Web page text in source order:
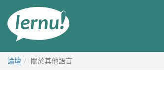
論壇 關於其他語言